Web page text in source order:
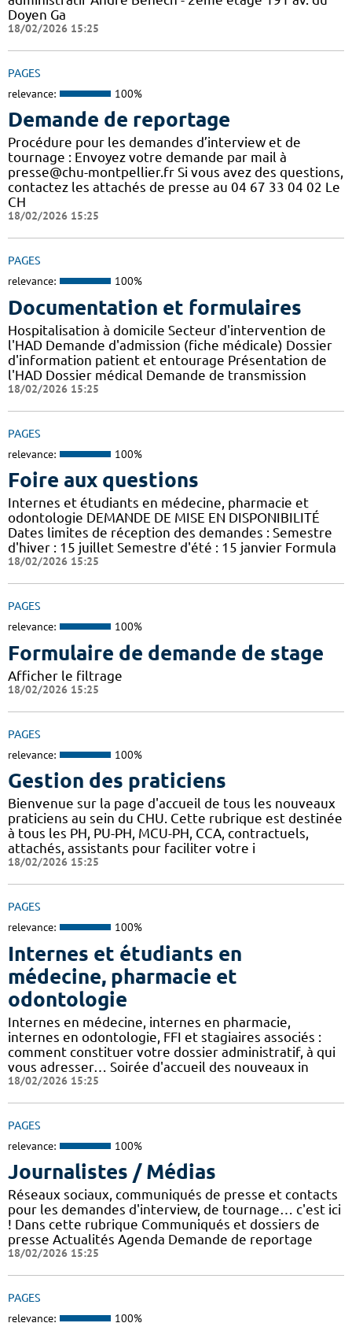
Doyen Ga
18/02/2026 15:25
PAGES
relevance: 100%
Demande de reportage
Procédure pour les demandes d’interview et de
tournage : Envoyez votre demande par mail à
presse@chu-montpellier.fr Si vous avez des questions,
contactez les attachés de presse au 04 67 33 04 02 Le
CH
18/02/2026 15:25
PAGES
relevance: 100%
Documentation et formulaires
Hospitalisation à domicile Secteur d'intervention de
l'HAD Demande d'admission (fiche médicale) Dossier
d'information patient et entourage Présentation de
l'HAD Dossier médical Demande de transmission
18/02/2026 15:25
PAGES
relevance: 100%
Foire aux questions
Internes et étudiants en médecine, pharmacie et
odontologie DEMANDE DE MISE EN DISPONIBILITÉ
Dates limites de réception des demandes : Semestre
d'hiver : 15 juillet Semestre d'été : 15 janvier Formula
18/02/2026 15:25
PAGES
relevance: 100%
Formulaire de demande de stage
Afficher le filtrage
18/02/2026 15:25
PAGES
relevance: 100%
Gestion des praticiens
Bienvenue sur la page d'accueil de tous les nouveaux
praticiens au sein du CHU. Cette rubrique est destinée
à tous les PH, PU-PH, MCU-PH, CCA, contractuels,
attachés, assistants pour faciliter votre i
18/02/2026 15:25
PAGES
relevance: 100%
Internes et étudiants en
médecine, pharmacie et
odontologie
Internes en médecine, internes en pharmacie,
internes en odontologie, FFI et stagiaires associés :
comment constituer votre dossier administratif, à qui
vous adresser… Soirée d'accueil des nouveaux in
18/02/2026 15:25
PAGES
relevance: 100%
Journalistes / Médias
Réseaux sociaux, communiqués de presse et contacts
pour les demandes d'interview, de tournage… c'est ici
! Dans cette rubrique Communiqués et dossiers de
presse Actualités Agenda Demande de reportage
18/02/2026 15:25
PAGES
relevance: 100%